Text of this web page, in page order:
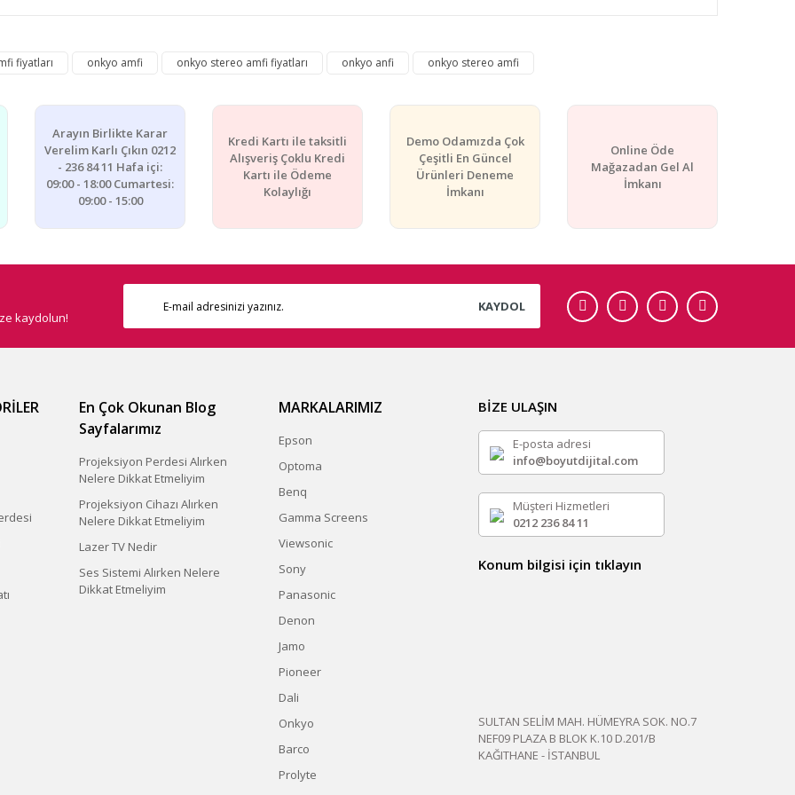
Bu ürüne ilk yorumu siz yapın!
fiyatları onkyo amfi onkyo stereo amfi fiyatları onkyo anfi onkyo stereo amfi
Arayın Birlikte Karar
Verelim Karlı Çıkın 0212
- 236 84 11 Hafa içi:
09:00 - 18:00 Cumartesi:
09:00 - 15:00
Kredi Kartı ile taksitli
Alışveriş Çoklu Kredi
Kartı ile Ödeme
Kolaylığı
Demo Odamızda Çok
Çeşitli En Güncel
Ürünleri Deneme
İmkanı
Online Öde
Mağazadan Gel Al
İmkanı
kaydolun!
KAYDOL
En Çok Okunan Blog
Sayfalarımız
Projeksiyon Perdesi Alırken
Nelere Dikkat Etmeliyim
Projeksiyon Cihazı Alırken
Nelere Dikkat Etmeliyim
Lazer TV Nedir
Ses Sistemi Alırken Nelere
Dikkat Etmeliyim
MARKALARIMIZ
Epson
Optoma
Benq
Gamma Screens
Viewsonic
Sony
Panasonic
Denon
Jamo
Pioneer
Dali
Onkyo
Barco
Prolyte
BİZE ULAŞIN
E-posta adresi
info@boyutdijital.com
Müşteri Hizmetleri
0212 236 84 11
Konum bilgisi için tıklayın
SULTAN SELİM MAH. HÜMEYRA SOK. NO.7
NEF09 PLAZA B BLOK K.10 D.201/B
KAĞITHANE - İSTANBUL